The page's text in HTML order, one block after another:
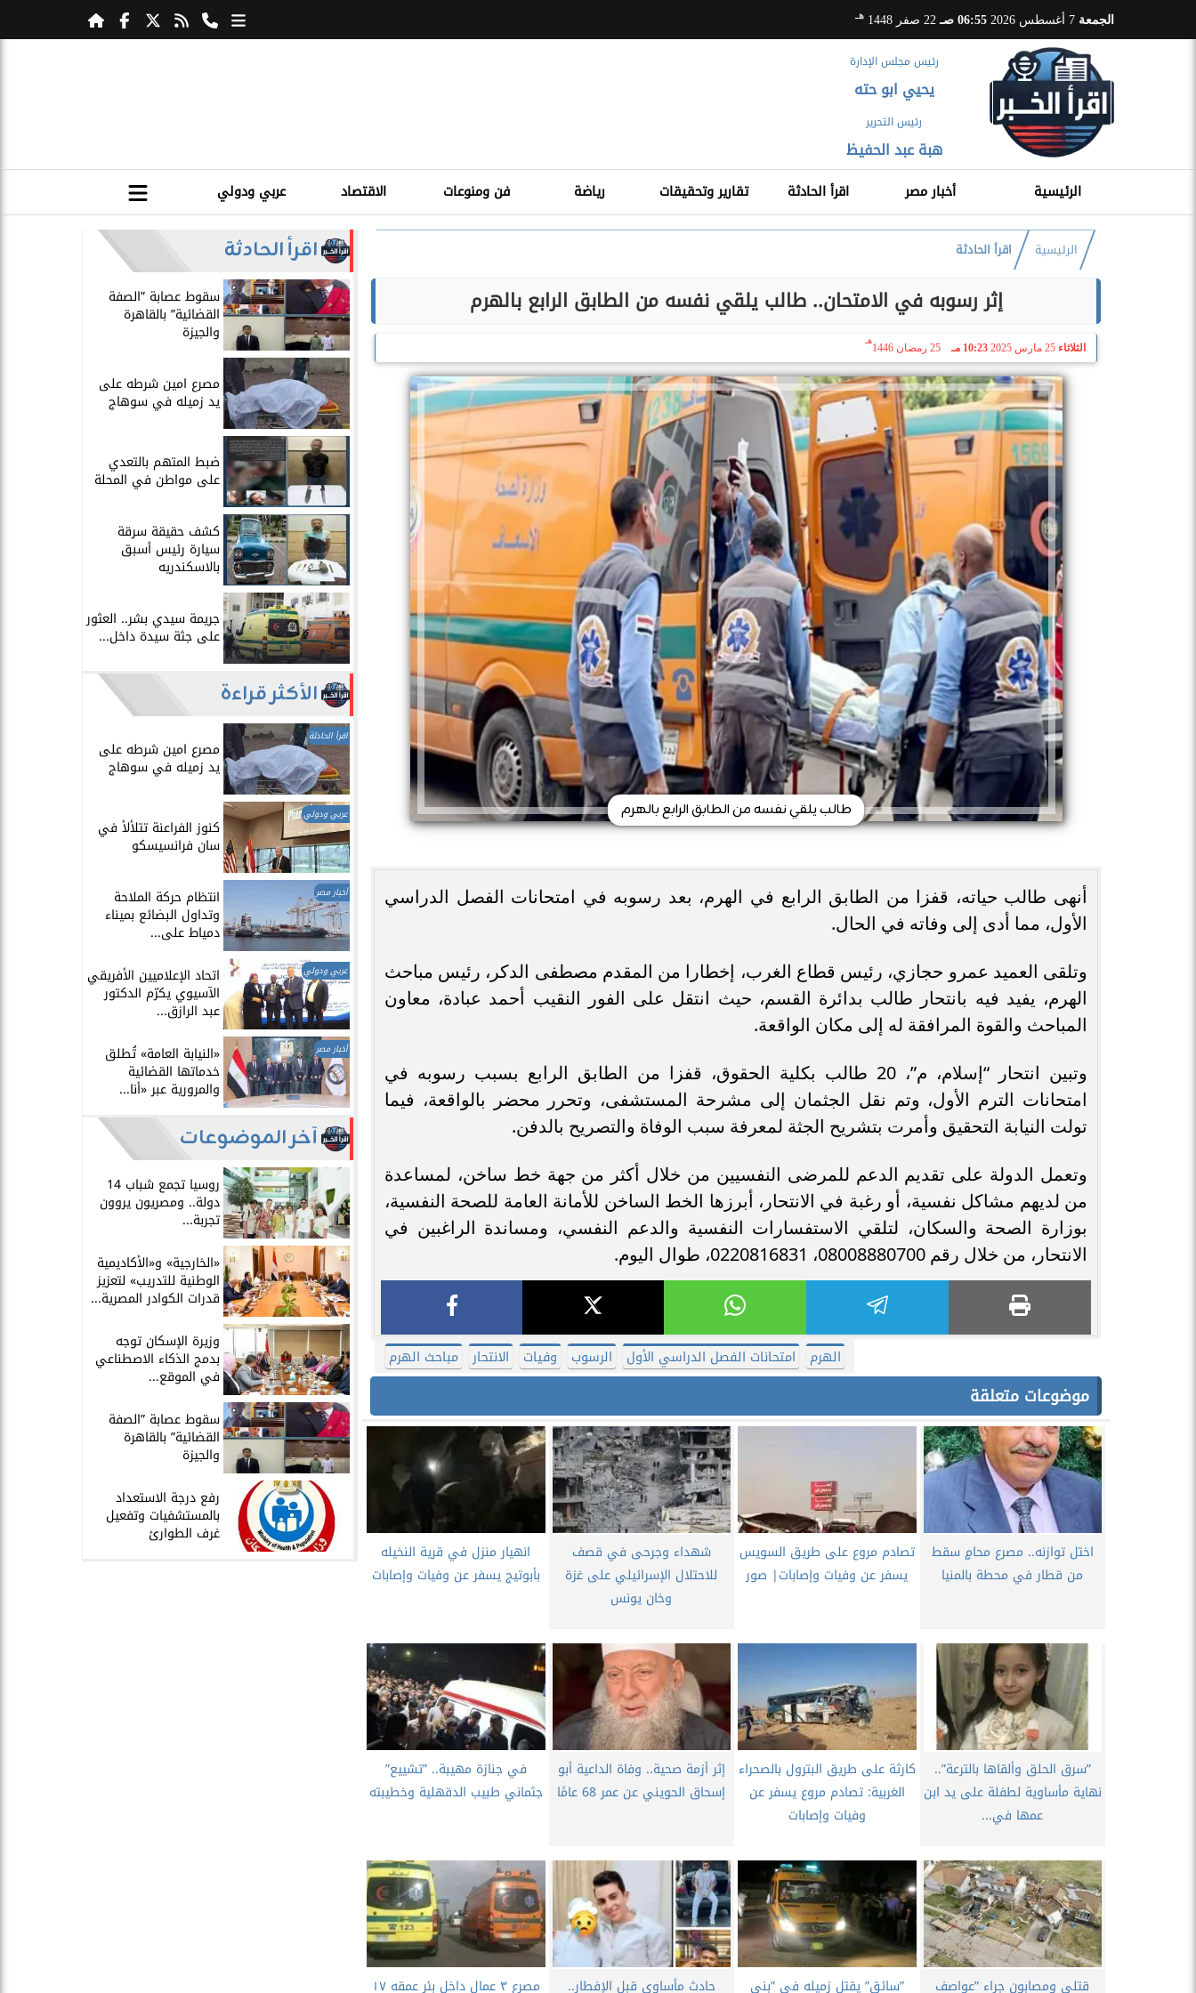
الجمعة 06:55 صـ 22 صفر 1448 هـ
رئيس مجلس الإدارة
يحيي ابو حته
رئيس التحرير
هبة عبد الحفيظ
الرئيسية أخبار مصر اقرأ الحادثة تقارير وتحقيقات رياضة فن ومنوعات الاقتصاد عربي ودولي
الرئيسية اقرأ الحادثة
إثر رسوبه في الامتحان.. طالب يلقي نفسه من الطابق الرابع بالهرم
الثلاثاء 25 مارس 2025 10:23 مـ 25 رمضان 1446
هـ
طالب يلقي نفسه من الطابق الرابع بالهرم
أنهى طالب حياته، قفزا من الطابق الرابع في الهرم، بعد رسوبه في امتحانات الفصل الدراسي
الأول، مما أدى إلى وفاته في الحال.
وتلقى العميد عمرو حجازي، رئيس قطاع الغرب، إخطارا من المقدم مصطفى الدكر، رئيس مباحث
الهرم، يفيد فيه بانتحار طالب بدائرة القسم، حيث انتقل على الفور النقيب أحمد عبادة، معاون
المباحث والقوة المرافقة له إلى مكان الواقعة.
وتبين انتحار “إسلام، م”، 20 طالب بكلية الحقوق، قفزا من الطابق الرابع بسبب رسوبه في
امتحانات الترم الأول، وتم نقل الجثمان إلى مشرحة المستشفى، وتحرر محضر بالواقعة، فيما
تولت النيابة التحقيق وأمرت بتشريح الجثة لمعرفة سبب الوفاة والتصريح بالدفن.
وتعمل الدولة على تقديم الدعم للمرضى النفسيين من خلال أكثر من جهة خط ساخن، لمساعدة
من لديهم مشاكل نفسية، أو رغبة في الانتحار، أبرزها الخط الساخن للأمانة العامة للصحة النفسية،
بوزارة الصحة والسكان، لتلقي الاستفسارات النفسية والدعم النفسي، ومساندة الراغبين في
الانتحار، من خلال رقم 08008880700، 0220816831، طوال اليوم.
الهرم امتحانات الفصل الدراسي الأول الرسوب وفيات الانتحار مباحث الهرم
موضوعات متعلقة
اختل توازنه.. مصرع محامٍ سقط
من قطار في محطة بالمنيا
تصادم مروع على طريق السويس
يسفر عن وفيات وإصابات| صور
شهداء وجرحى في قصف
للاحتلال الإسرائيلي على غزة
وخان يونس
انهيار منزل في قرية النخيله
بأبوتيج يسفر عن وفيات وإصابات
”سرق الحلق وألقاها بالترعة”..
نهاية مأساوية لطفلة على يد ابن
عمها في...
كارثة على طريق البترول بالصحراء
الغربية: تصادم مروع يسفر عن
وفيات وإصابات
إثر أزمة صحية.. وفاة الداعية أبو
إسحاق الحويني عن عمر 68 عامًا
في جنازة مهيبة.. ”تشييع”
جثماني طبيب الدقهلية وخطيبته
قتلى ومصابون جراء ”عواصف ”سائق” يقتل زميله في ”بني حادث مأساوي قبل الإفطار.. مصرع ٣ عمال داخل بئر عمقه ١٧
اقرأ الحادثة
سقوط عصابة ”الصفة
القضائية” بالقاهرة
والجيزة
مصرع امين شرطه على
يد زميله في سوهاج
​ضبط المتهم بالتعدي
على مواطن في المحلة
​كشف حقيقة سرقة
سيارة رئيس أسبق
بالاسكندريه
​جريمة سيدي بشر.. العثور
على جثة سيدة داخل...
الأكثر قراءة
اقرأ الحادثة
مصرع امين شرطه على
يد زميله في سوهاج
عربي ودولي
​كنوز الفراعنة تتلألأ في
سان فرانسيسكو
أخبار مصر انتظام حركة الملاحة
وتداول البضائع بميناء
دمياط على...
عربي ودولي اتحاد الإعلاميين الأفريقي
الآسيوي يكرّم الدكتور
عبد الرازق...
أخبار مصر ​«النيابة العامة» تُطلق
خدماتها القضائية
والمرورية عبر «أنا...
آخر الموضوعات
روسيا تجمع شباب 14
دولة.. ومصريون يروون
تجربة...
​«الخارجية» و«الأكاديمية
الوطنية للتدريب» لتعزيز
قدرات الكوادر المصرية...
​وزيرة الإسكان توجه
بدمج الذكاء الاصطناعي
في الموقع...
سقوط عصابة ”الصفة
القضائية” بالقاهرة
والجيزة
​رفع درجة الاستعداد
بالمستشفيات وتفعيل
غرف الطوارئ